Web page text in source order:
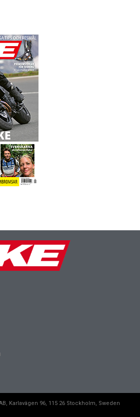
Karlavägen 96, 115 26 Stockholm, Sweden